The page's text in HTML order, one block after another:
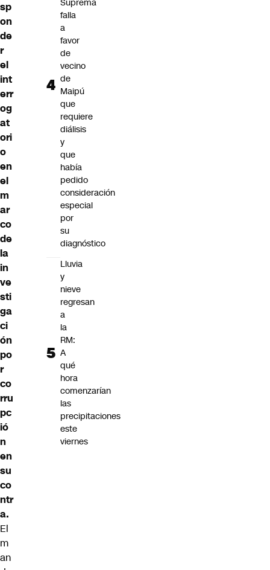
sp
on
de
r
el
int
err
og
at
ori
o
en
el
m
ar
co
de
la
in
ve
sti
ga
ci
ón
po
r
co
rru
pc
ió
n
en
su
co
ntr
a.
El
m
an
Suprema
falla
a
favor
de
vecino
de
Maipú
que
requiere
diálisis
y
que
había
pedido
consideración
especial
por
su
diagnóstico
Lluvia
y
nieve
regresan
a
la
RM:
A
qué
hora
comenzarían
las
precipitaciones
este
viernes